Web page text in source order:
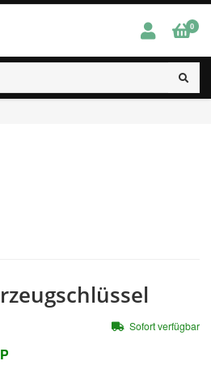
0
Sofort verfügbar